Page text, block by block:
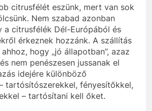
citrusfélét eszünk, mert van sok
Nem szabad azonban
a citrusfélék Dél-Európából és
érkeznek hozzánk. A szállítás
hogy „jó állapotban”, azaz
nem penészesen jussanak el
idejére különböző
tartósítószerekkel, fényesítőkkel,
– tartósítani kell őket.